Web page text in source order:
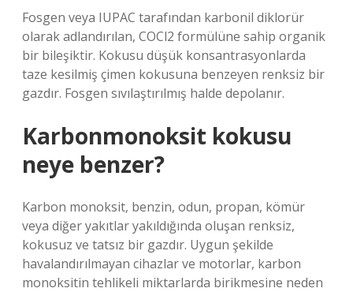
Fosgen veya IUPAC tarafından karbonil diklorür
olarak adlandırılan, COCl2 formülüne sahip organik
bir bileşiktir. Kokusu düşük konsantrasyonlarda
taze kesilmiş çimen kokusuna benzeyen renksiz bir
gazdır. Fosgen sıvılaştırılmış halde depolanır.
Karbonmonoksit kokusu
neye benzer?
Karbon monoksit, benzin, odun, propan, kömür
veya diğer yakıtlar yakıldığında oluşan renksiz,
kokusuz ve tatsız bir gazdır. Uygun şekilde
havalandırılmayan cihazlar ve motorlar, karbon
monoksitin tehlikeli miktarlarda birikmesine neden